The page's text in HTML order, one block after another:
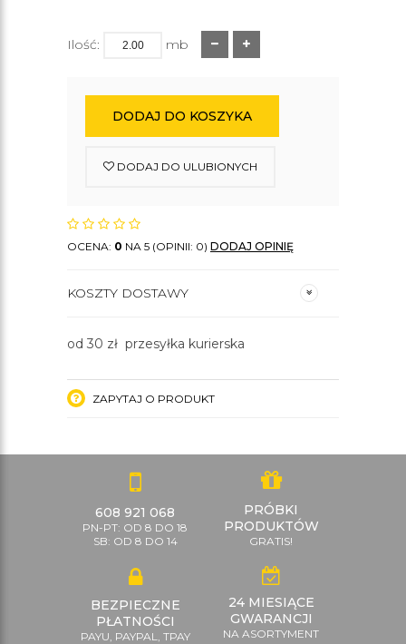
Ilość: mb
DODAJ DO KOSZYKA
DODAJ DO ULUBIONYCH
OCENA: 0 NA 5 (OPINII: 0) DODAJ OPINIĘ
KOSZTY DOSTAWY
od 30 zł przesyłka kurierska
ZAPYTAJ O PRODUKT
608 921 068
PN-PT: OD 8 DO 18
SB: OD 8 DO 14
PRÓBKI
PRODUKTÓW
GRATIS!
BEZPIECZNE
PŁATNOŚCI
PAYU, PAYPAL, TPAY
24 MIESIĄCE
GWARANCJI
NA ASORTYMENT